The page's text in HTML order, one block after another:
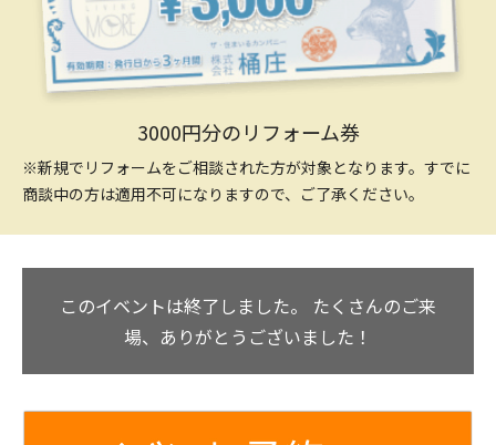
3000円分のリフォーム券
※新規でリフォームをご相談された方が対象となります。すでに
商談中の方は適用不可になりますので、ご了承ください。
このイベントは終了しました。 たくさんのご来
場、ありがとうございました！